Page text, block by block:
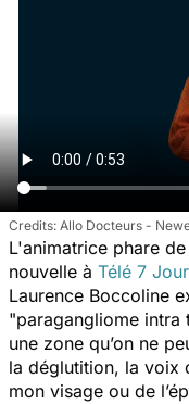
Allo Docteurs -
L'animatrice phare
nouvelle à Télé 7
Laurence Boccoline
"paragangliome intra
une zone qu’on ne
la déglutition, la voix
mon visage ou de